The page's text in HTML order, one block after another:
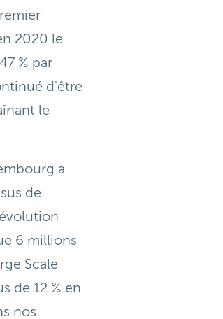
2020 le
% par
d'être
le
a
de
6 millions
Scale
de 12 % en
nos